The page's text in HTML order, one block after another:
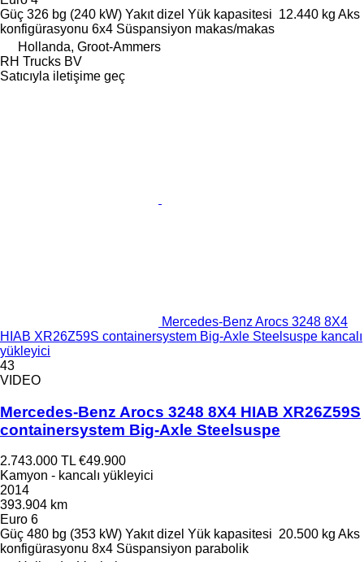
Güç 326 bg (240 kW) Yakıt dizel Yük kapasitesi 12.440 kg Aks
konfigürasyonu 6x4 Süspansiyon makas/makas
Hollanda, Groot-Ammers
RH Trucks BV
Satıcıyla iletişime geç
Mercedes-Benz Arocs 3248 8X4
HIAB XR26Z59S containersystem Big-Axle Steelsuspe kancalı
yükleyici
43
VIDEO
Mercedes-Benz Arocs 3248 8X4 HIAB XR26Z59S
containersystem Big-Axle Steelsuspe
2.743.000 TL €49.900
Kamyon - kancalı yükleyici
2014
393.904 km
Euro 6
Güç 480 bg (353 kW) Yakıt dizel Yük kapasitesi 20.500 kg Aks
konfigürasyonu 8x4 Süspansiyon parabolik